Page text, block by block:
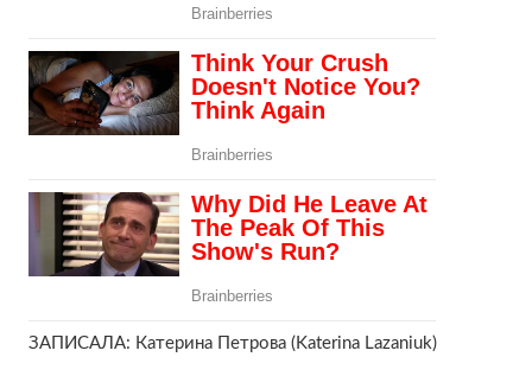
ЗАПИСАЛА: Катерина Петрова (Katerina Lazaniuk)